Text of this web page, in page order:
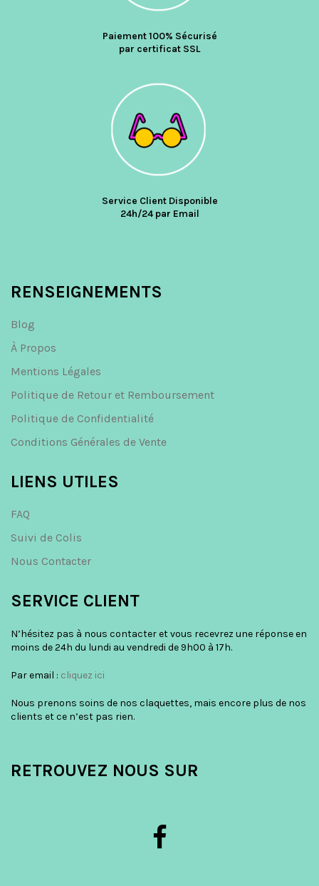
Paiement 100% Sécurisé
par certificat SSL
Service Client Disponible
24h/24 par Email
RENSEIGNEMENTS
Blog
À Propos
Mentions Légales
Politique de Retour et Remboursement
Politique de Confidentialité
Conditions Générales de Vente
LIENS UTILES
FAQ
Suivi de Colis
Nous Contacter
SERVICE CLIENT
N’hésitez pas à nous contacter et vous recevrez une réponse en
moins de 24h du lundi au vendredi de 9h00 à 17h.
Par email : cliquez ici
Nous prenons soins de nos claquettes, mais encore plus de nos
clients et ce n’est pas rien.
RETROUVEZ NOUS SUR